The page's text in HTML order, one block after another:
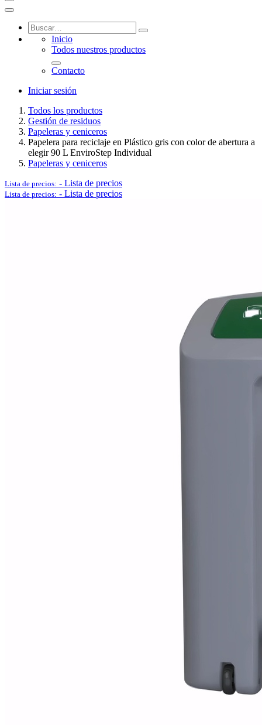
Logística y Equipamiento Auxiliar
Ver todo en Logística y Equipamiento Auxiliar→
Carros
Inicio
Todos nuestros productos
Contacto
Iniciar sesión
Todos los productos
Gestión de residuos
Papeleras y ceniceros
Papelera para reciclaje en Plástico gris con color de abertura a
elegir 90 L EnviroStep Individual
Papeleras y ceniceros
Lista de precios: - Lista de precios
Lista de precios: - Lista de precios